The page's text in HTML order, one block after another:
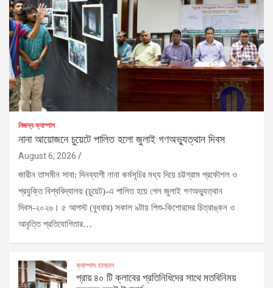
নিজস্ব ক্যাম্পাস
নানা আয়োজনে চুয়েটে পালিত হলো জুলাই গণঅভ্যুত্থান দিবস
August 6, 2026
জারীন তাসমীন সাবা: দিনব্যাপী নানা কর্মসূচির মধ্য দিয়ে চট্টগ্রাম প্রকৌশল ও
প্রযুক্তি বিশ্ববিদ্যালয় (চুয়েট)-এ পালিত হয়ে গেল জুলাই গণঅভ্যুত্থান
দিবস-২০২৬। ৫ আগস্ট (বুধবার) সকাল ৯টায় শিশু-কিশোরদের চিত্রাঙ্কন ও
আবৃত্তি প্রতিযোগিতার…
ক্যাম্পাস হালচাল
প্রায় ৪০ টি ক্লাবের প্রতিনিধিদের সাথে মতবিনিময়